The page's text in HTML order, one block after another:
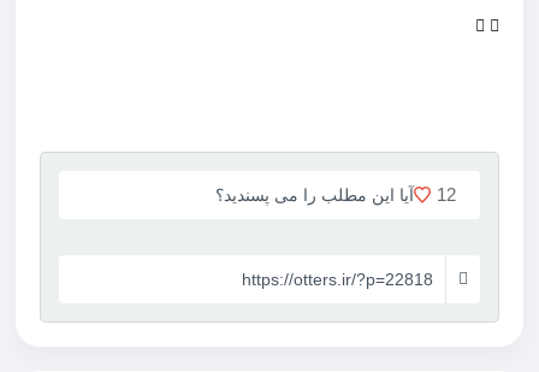
آیا این مطلب را می پسندید؟ 12
https://otters.ir/?p=22818